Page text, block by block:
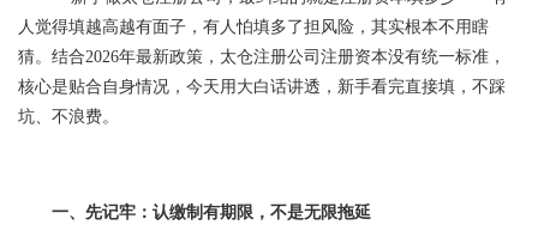
人觉得填越高越有面子，有人怕填多了担风险，其实根本不用瞎
猜。结合2026年最新政策，太仓注册公司注册资本没有统一标准，
核心是贴合自身情况，今天用大白话讲透，新手看完直接填，不踩
坑、不浪费。
一、先记牢：认缴制有期限，不是无限拖延